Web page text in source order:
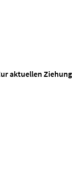
aktuellen Ziehung